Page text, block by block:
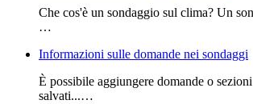
Che cos'è un sondaggio sul clima? Un
…
Informazioni sulle domande nei sondaggi
È possibile aggiungere domande o
salvati...…